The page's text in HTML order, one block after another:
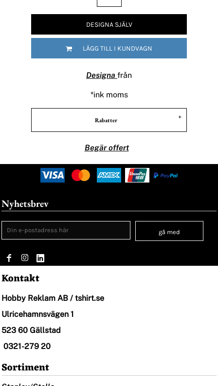
DESIGNA SJÄLV
LÄGG TILL I KUNDVAGN
Designa från
*ink moms
Rabatter
Begär offert
Nyhetsbrev
gå med
Kontakt
Hobby Reklam AB / tshirt.se
Ulricehamnsvägen 1
523 60 Gällstad
0321-279 20
Sortiment